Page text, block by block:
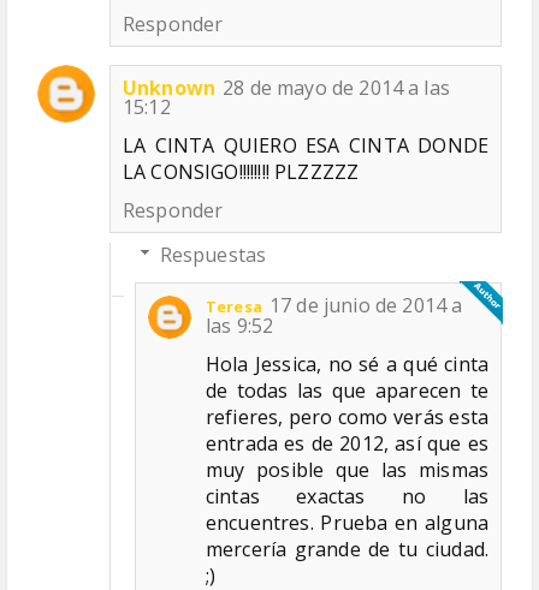
Responder
Unknown 28 de mayo de 2014 a las
15:12
LA CINTA QUIERO ESA CINTA DONDE
LA CONSIGO!!!!!!!! PLZZZZZ
Responder
Respuestas
Teresa 17 de junio de 2014 a
las 9:52
Hola Jessica, no sé a qué cinta
de todas las que aparecen te
refieres, pero como verás esta
entrada es de 2012, así que es
muy posible que las mismas
cintas exactas no las
encuentres. Prueba en alguna
mercería grande de tu ciudad.
;)